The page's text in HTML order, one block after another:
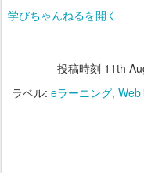
学びちゃんねるを開く
投稿時刻 11th
ラベル: eラーニング Web